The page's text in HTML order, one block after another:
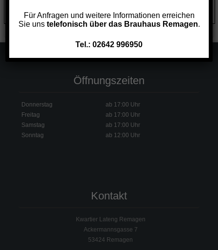
Search
Öffnungszeiten
Donnerstag
ab 17:00 Uhr
Freitag
ab 17:00 Uhr
Samstag
ab 17:00 Uhr
Sonntag
ab 12:00 Uhr
Kontakt
Kwartier Lateng Remagen
Ackermannsgasse 7
53424 Remagen
Für Anfragen und weitere Informationen erreichen
Sie uns telefonisch über das Brauhaus Remagen.
Tel.: 02642 996950